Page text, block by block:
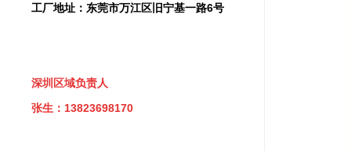
工厂地址：东莞市万江区旧宁基一路6号
深圳区域负责人
张生：13823698170